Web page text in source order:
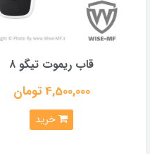
قاب ریموت تیگو ۸
4,500,000 تومان
خرید